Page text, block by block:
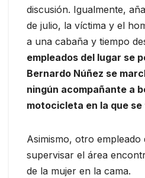
discusión. Igualmente,
de julio, la víctima y el
a una cabaña y tiempo
empleados del lugar se
Bernardo Núñez se
ningún acompañante a
motocicleta en la que
Asimismo, otro empleado
supervisar el área
de la mujer en la cama.